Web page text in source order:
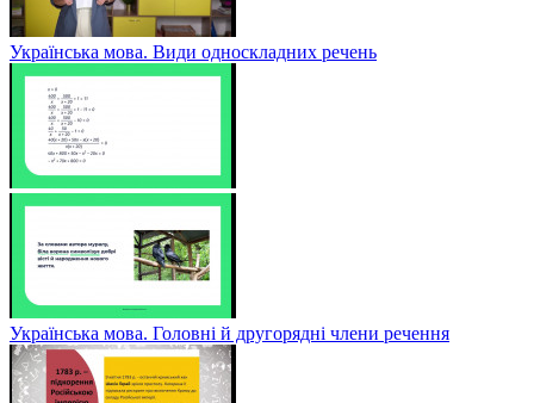
Українська мова. Види односкладних речень
Українська мова. Головні й другорядні члени речення